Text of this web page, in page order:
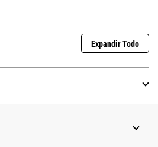
Expandir Todo